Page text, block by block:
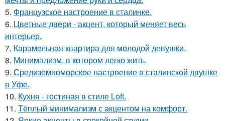
5. Французское настроение в сталинке.
6. Цветные двери - акцент, который меняет весь
интерьер.
7. Карамельная квартира для молодой девушки.
8. Минимализм, в котором легко жить.
9. Средиземноморское настроение в сталинской двушке
в Уфе.
10. Кухня - гостиная в стиле Loft.
11. Тёплый минимализм с акцентом на комфорт.